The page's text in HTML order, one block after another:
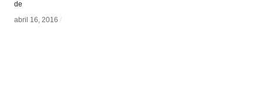
de
abril 16, 2016 /
abril 16, 2016 /